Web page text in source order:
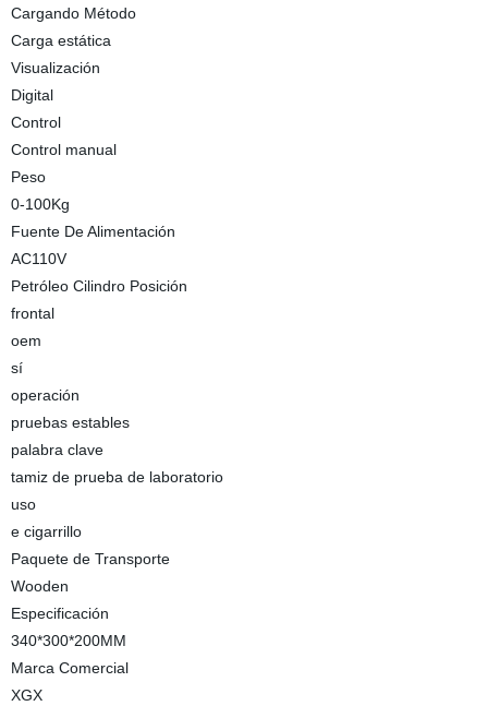
Cargando Método
Carga estática
Visualización
Digital
Control
Control manual
Peso
0-100Kg
Fuente De Alimentación
AC110V
Petróleo Cilindro Posición
frontal
oem
sí
operación
pruebas estables
palabra clave
tamiz de prueba de laboratorio
uso
e cigarrillo
Paquete de Transporte
Wooden
Especificación
340*300*200MM
Marca Comercial
XGX